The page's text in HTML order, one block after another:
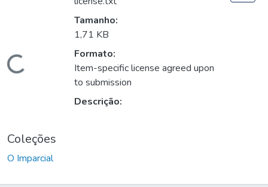
Carregando...
Tamanho:
1,71 KB
Formato:
Item-specific license agreed upon
to submission
Descrição:
Coleções
O Imparcial